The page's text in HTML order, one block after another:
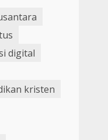
digital
kristen